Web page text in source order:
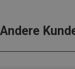
Andere